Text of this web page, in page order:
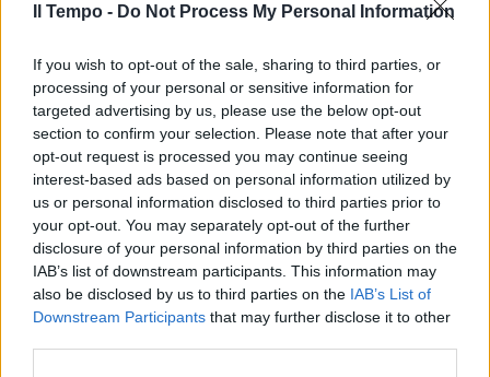
Il Tempo - Do Not Process My Personal Information
If you wish to opt-out of the sale, sharing to third parties, or
processing of your personal or sensitive information for
targeted advertising by us, please use the below opt-out
section to confirm your selection. Please note that after your
opt-out request is processed you may continue seeing
interest-based ads based on personal information utilized by
us or personal information disclosed to third parties prior to
your opt-out. You may separately opt-out of the further
disclosure of your personal information by third parties on the
IAB’s list of downstream participants. This information may
also be disclosed by us to third parties on the IAB’s List of
Downstream Participants that may further disclose it to other